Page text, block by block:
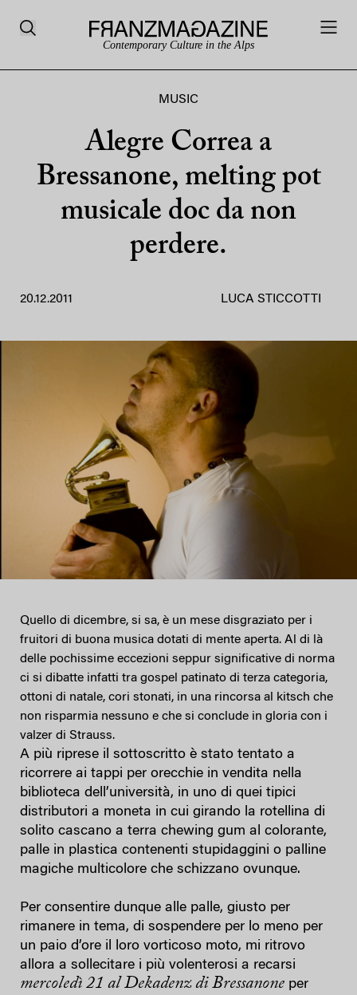
Contemporary Culture in the Alps
MUSIC
Alegre Correa a
Bressanone, melting pot
musicale doc da non
perdere.
20.12.2011 LUCA STICCOTTI
Quello di dicembre, si sa, è un mese disgraziato per i
fruitori di buona musica dotati di mente aperta. Al di là
delle pochissime eccezioni seppur significative di norma
ci si dibatte infatti tra gospel patinato di terza categoria,
ottoni di natale, cori stonati, in una rincorsa al kitsch che
non risparmia nessuno e che si conclude in gloria con i
valzer di Strauss.
A più riprese il sottoscritto è stato tentato a
ricorrere ai tappi per orecchie in vendita nella
biblioteca dell’università, in uno di quei tipici
distributori a moneta in cui girando la rotellina di
solito cascano a terra chewing gum al colorante,
palle in plastica contenenti stupidaggini o palline
magiche multicolore che schizzano ovunque.
Per consentire dunque alle palle, giusto per
rimanere in tema, di sospendere per lo meno per
un paio d’ore il loro vorticoso moto, mi ritrovo
allora a sollecitare i più volenterosi a recarsi
mercoledì 21 al Dekadenz di Bressanone per